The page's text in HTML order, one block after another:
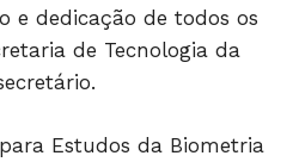
e dedicação de todos os
de Tecnologia da
Estudos da Biometria